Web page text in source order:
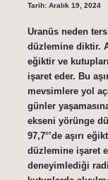
Tarih: Aralık 19, 2024
Uranüs neden
düzlemine diktir.
eğiktir ve
işaret eder. Bu
mevsimlere yol
günler
ekseni yörünge
97,7°’de aşırı
düzlemine işaret
deneyimlediği